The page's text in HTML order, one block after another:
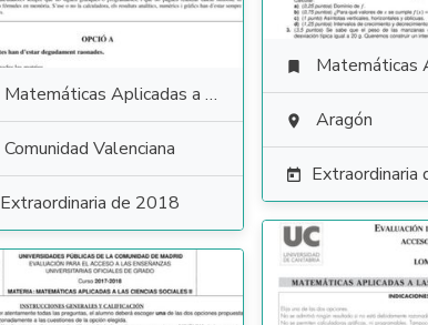
 Matemáticas Aplicadas a
 Aragón
 Extraordinaria
Matemáticas Aplicadas a las Ciencias Sociales
Comunidad Valenciana
Extraordinaria de 2018